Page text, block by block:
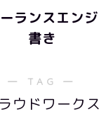
ランスエン
書き
― TAG ―
ウドワークス